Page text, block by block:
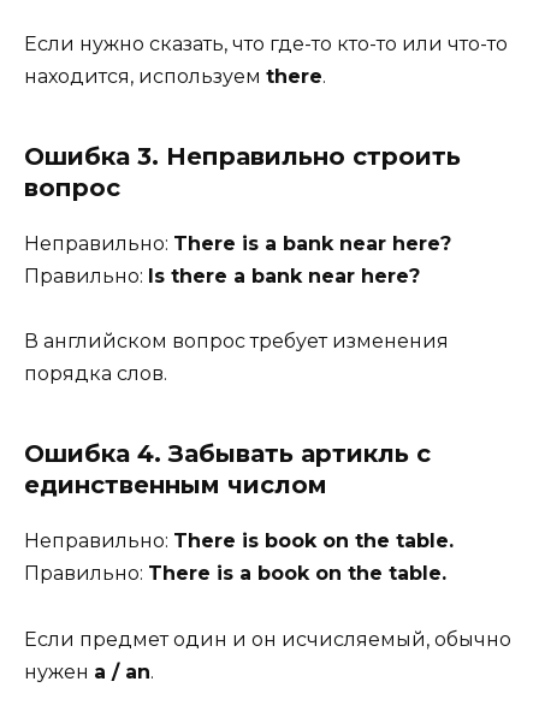
Если нужно сказать, что где-то кто-то или что-то
находится, используем there.
Ошибка 3. Неправильно строить
вопрос
Неправильно: There is a bank near here?
Правильно: Is there a bank near here?
В английском вопрос требует изменения
порядка слов.
Ошибка 4. Забывать артикль с
единственным числом
Неправильно: There is book on the table.
Правильно: There is a book on the table.
Если предмет один и он исчисляемый, обычно
нужен a / an.